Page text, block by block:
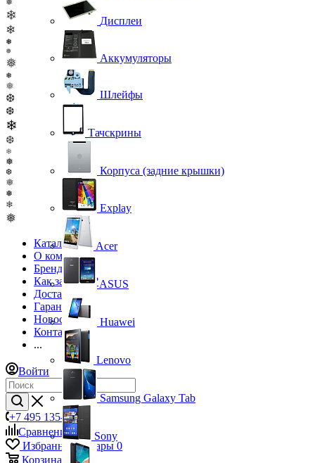
❅
❄
❄
❅
❅
❅
❅
❅
❆
❆
❄
❆
❄
❅
❆
❅
❅
❄
❅
Каталог
О компании
Бренды
Как заказать?
Доставка
Гарантия
Новости
Контакты
...
Войти
+7 495 135-39-43
Сравнение0
Избранные товары 0
Корзина
Дисплеи
Аккумуляторы
Шлейфы
Тачскрины
Корпуса (задние крышки)
Explay
Acer
ASUS
Huawei
Lenovo
Samsung Galaxy Tab
Sony